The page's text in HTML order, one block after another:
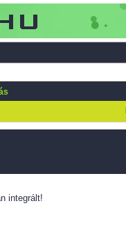
integrált!